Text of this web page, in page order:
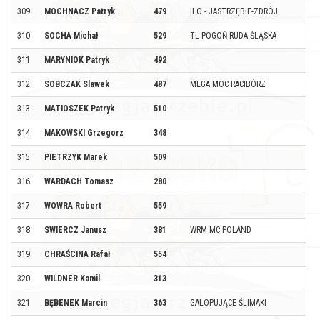
309 MOCHNACZ Patryk 479 ILO - JASTRZĘBIE-ZDRÓJ
310 SOCHA Michał 529 TL POGOŃ RUDA ŚLĄSKA
311 MARYNIOK Patryk 492
312 SOBCZAK Slawek 487 MEGA MOC RACIBÓRZ
313 MATIOSZEK Patryk 510
314 MAKOWSKI Grzegorz 348
315 PIETRZYK Marek 509
316 WARDACH Tomasz 280
317 WOWRA Robert 559
318 SWIERCZ Janusz 381 WRM MC POLAND
319 CHRAŚCINA Rafał 554
320 WILDNER Kamil 313
321 BĘBENEK Marcin 363 GALOPUJĄCE ŚLIMAKI